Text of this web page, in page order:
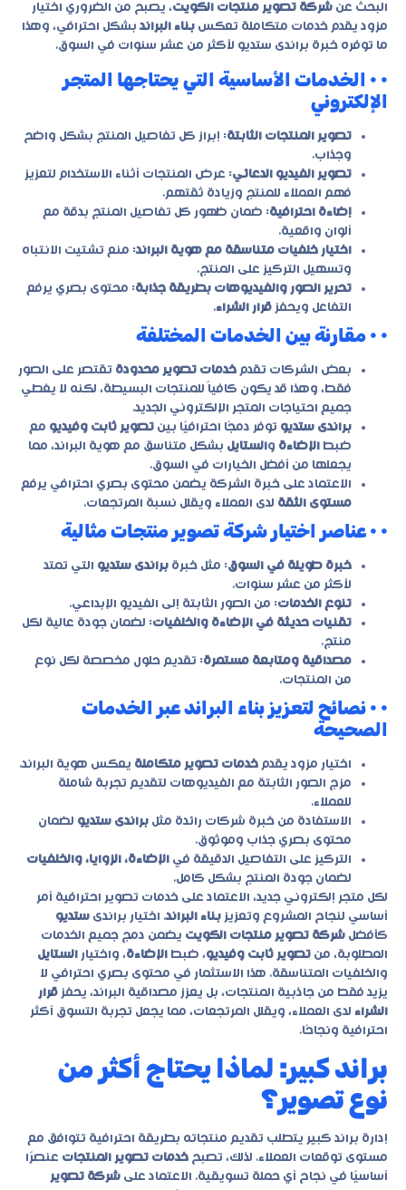
البحث عن شركة تصوير منتجات الكويت، يصبح من الضروري اختيار
مزود يقدم خدمات متكاملة تعكس بناء البراندبشكل احترافي، وهذا
ما توفره خبرة براندى ستديو لأكثر من عشر سنوات في السوق.
• • الخدمات الأساسية التي يحتاجها المتجر
الإلكتروني
تصوير المنتجات الثابتة: إبراز كل تفاصيل المنتج بشكل واضح
وجذاب.
تصوير الفيديو الدعائي: عرض المنتجات أثناء الاستخدام لتعزيز
فهم العملاء للمنتج وزيادة ثقتهم.
إضاءة احترافية: ضمان ظهور كل تفاصيل المنتج بدقة مع
ألوان واقعية.
اختيار خلفيات متناسقة مع هوية البراند: منع تشتيت الانتباه
وتسهيل التركيز على المنتج.
تحرير الصور والفيديوهات بطريقة جذابة: محتوى بصري يرفع
التفاعل ويحفز قرار الشراء.
• • مقارنة بين الخدمات المختلفة
بعض الشركات تقدم خدمات تصوير محدودة تقتصر على الصور
فقط، وهذا قد يكون كافياً للمنتجات البسيطة، لكنه لا يغطي
جميع احتياجات المتجر الإلكتروني الجديد.
براندى ستديو توفر دمجًا احترافيًا بين تصوير ثابت وفيديو مع
ضبط الإضاءة والستايل بشكل متناسق مع هوية البراند، مما
يجعلها من أفضل الخيارات في السوق.
الاعتماد على خبرة الشركة يضمن محتوى بصري احترافي يرفع
مستوى الثقة لدى العملاء ويقلل نسبة المرتجعات.
• • عناصر اختيار شركة تصوير منتجات مثالية
خبرة طويلة في السوق: مثل خبرة براندى ستديو التي تمتد
لأكثر من عشر سنوات.
تنوع الخدمات: من الصور الثابتة إلى الفيديو الإبداعي.
تقنيات حديثة في الإضاءة والخلفيات: لضمان جودة عالية لكل
منتج.
مصداقية ومتابعة مستمرة: تقديم حلول مخصصة لكل نوع
من المنتجات.
• • نصائح لتعزيز بناء البراند عبر الخدمات
الصحيحة
اختيار مزود يقدم خدمات تصوير متكاملة يعكس هوية البراند.
مزج الصور الثابتة مع الفيديوهات لتقديم تجربة شاملة
للعملاء.
الاستفادة من خبرة شركات رائدة مثل براندى ستديو لضمان
محتوى بصري جذاب وموثوق.
التركيز على التفاصيل الدقيقة في الإضاءة، الزوايا، والخلفيات
لضمان جودة المنتج بشكل كامل.
لكل متجر إلكتروني جديد، الاعتماد على خدمات تصوير احترافية أمر
أساسي لنجاح المشروع وتعزيز بناء البراند. اختيار براندى ستديو
كأفضل شركة تصوير منتجات الكويت يضمن دمج جميع الخدمات
المطلوبة، من تصوير ثابت وفيديو، ضبط الإضاءة، واختيار الستايل
والخلفيات المتناسقة. هذا الاستثمار في محتوى بصري احترافي لا
يزيد فقط من جاذبية المنتجات، بل يعزز مصداقية البراند، يحفز قرار
الشراء لدى العملاء، ويقلل المرتجعات، مما يجعل تجربة التسوق أكثر
احترافية ونجاحًا.
براند كبير: لماذا يحتاج أكثر من
نوع تصوير؟
إدارة براند كبير يتطلب تقديم منتجاته بطريقة احترافية تتوافق مع
مستوى توقعات العملاء. لذلك، تصبح خدمات تصوير المنتجات عنصرًا
أساسيًا في نجاح أي حملة تسويقية. الاعتماد على شركة تصوير